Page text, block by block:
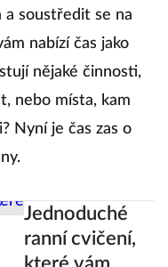
soustředit se na
nabízí čas jako
nějaké činnosti,
nebo místa, kam
Nyní je čas zas o
Jednoduché
ranní cvičení,